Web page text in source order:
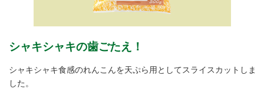
シャキシャキの歯ごたえ！
シャキシャキ食感のれんこんを天ぷら用としてスライスカットしま
した。